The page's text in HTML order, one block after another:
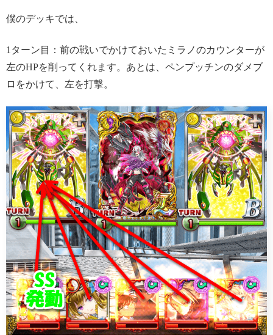
僕のデッキでは、
1ターン目：前の戦いでかけておいたミラノのカウンターが
左のHPを削ってくれます。あとは、ペンプッチンのダメブ
ロをかけて、左を打撃。